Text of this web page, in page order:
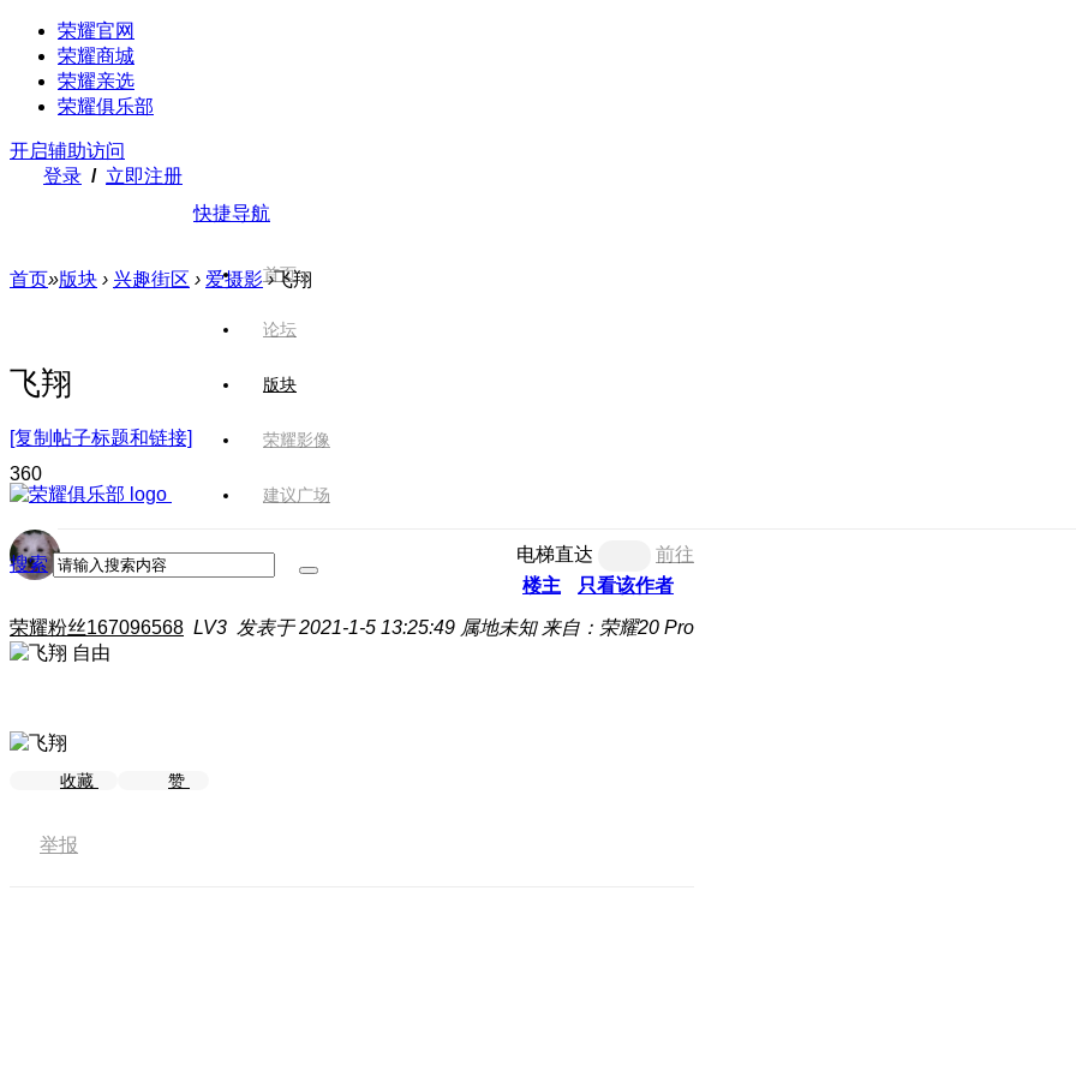
荣耀官网
荣耀商城
荣耀亲选
荣耀俱乐部
开启辅助访问
登录 / 立即注册
快捷导航
首页
论坛
版块
荣耀影像
建议广场
搜索
首页»版块 › 兴趣街区 › 爱摄影 ›飞翔
飞翔
[复制帖子标题和链接]
360
电梯直达
前往
楼主
只看该作者
荣耀粉丝167096568 LV3 发表于 2021-1-5 13:25:49 属地未知 来自：荣耀20 Pro
自由
收藏 赞
举报